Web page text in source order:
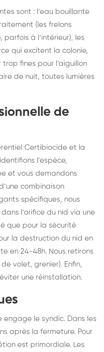
sont : l’eau bouillante
(les frelons
parfois à l’intérieur), les
qui excitent la colonie,
fines pour l’aiguillon
de nuit, toutes lumières
de
Certibiocide et la
l’espèce,
et vous demandons
combinaison
spécifiques, nous
l’orifice du nid via une
que pour la sécurité
la destruction du nid en
en 24-48h. Nous retirons
volet, grenier). Enfin,
une réinstallation.
engage le syndic. Dans les
après la fermeture. Pour
est primordiale. Les